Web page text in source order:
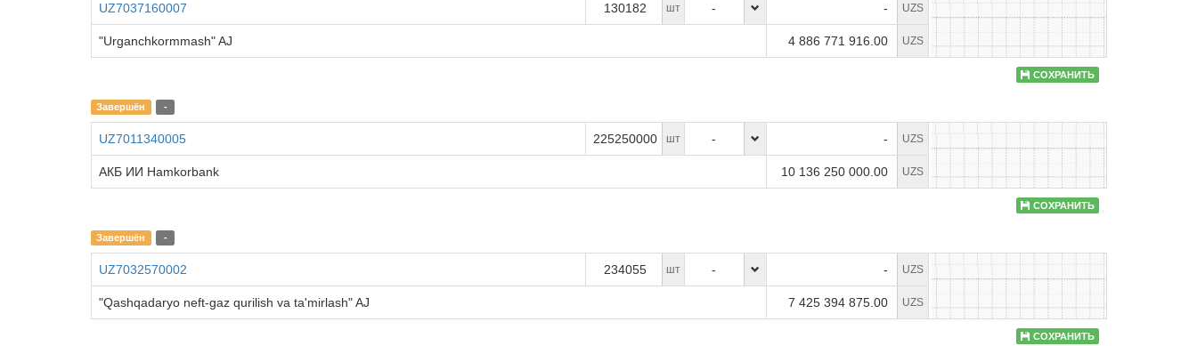
UZ7037160007 130182 шт - - UZS
"Urganchkormmash" AJ 4 886 771 916.00 UZS
СОХРАНИТЬ
Завершён -
UZ7011340005 225250000 шт - - UZS
АКБ ИИ Hamkorbank 10 136 250 000.00 UZS
СОХРАНИТЬ
Завершён -
UZ7032570002 234055 шт - - UZS
"Qashqadaryo neft-gaz qurilish va ta'mirlash" AJ 7 425 394 875.00 UZS
СОХРАНИТЬ